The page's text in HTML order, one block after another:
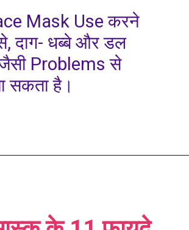
Mask Use करने
दाग- धब्बे और डल
Problems से
सकता है।